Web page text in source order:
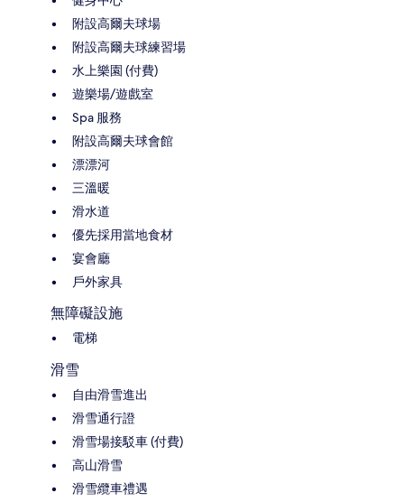
附設高爾夫球場
附設高爾夫球練習場
水上樂園 (付費)
遊樂場/遊戲室
Spa 服務
附設高爾夫球會館
漂漂河
三溫暖
滑水道
優先採用當地食材
宴會廳
戶外家具
無障礙設施
電梯
滑雪
自由滑雪進出
滑雪通行證
滑雪場接駁車 (付費)
高山滑雪
滑雪纜車禮遇